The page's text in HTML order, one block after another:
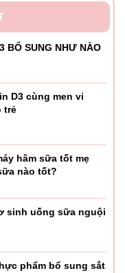
BỔ SUNG NHƯ NÀO
D3 cùng men vi
trẻ
hâm sữa tốt mẹ
nào tốt?
sinh uống sữa nguội
phẩm bổ sung sắt